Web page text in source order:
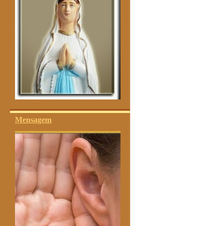
Mensagem